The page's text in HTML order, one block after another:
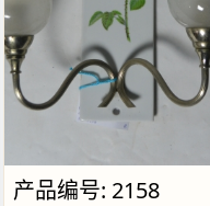
产品编号: 2158